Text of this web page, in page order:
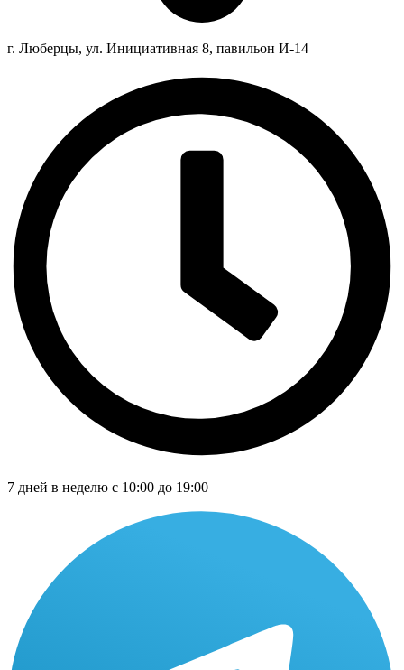
г. Люберцы, ул. Инициативная 8, павильон И-14
7 дней в неделю с 10:00 до 19:00